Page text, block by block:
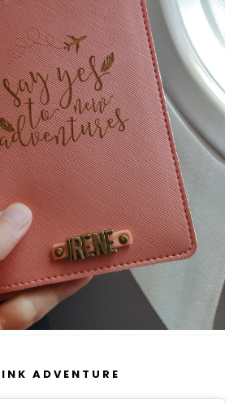
ADVENTURE